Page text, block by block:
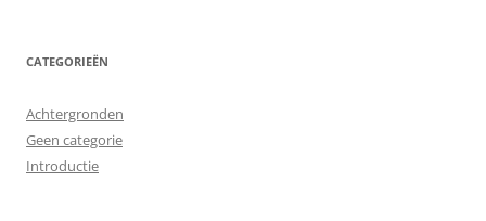
CATEGORIEËN
Achtergronden
Geen categorie
Introductie